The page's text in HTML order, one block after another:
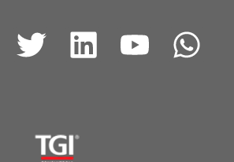
T
t
L
Y
W